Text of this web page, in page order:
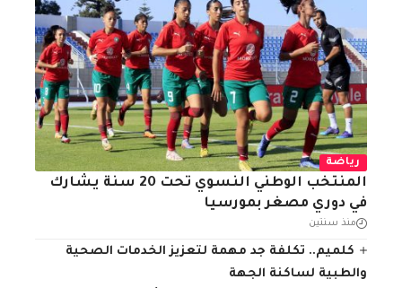
رياضة
المنتخب الوطني النسوي تحت 20 سنة يشارك
في دوري مصغر بمورسيا
منذ سنتين
كلميم.. تكلفة جد مهمة لتعزيز الخدمات الصحية
والطبية لساكنة الجهة